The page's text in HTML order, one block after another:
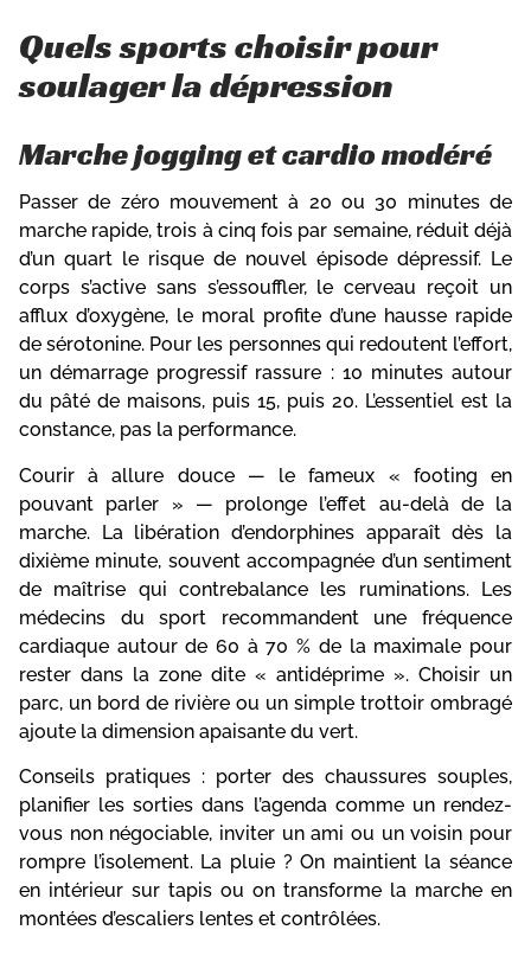
Quels sports choisir pour
soulager la dépression
Marche jogging et cardio modéré
Passer de zéro mouvement à 20 ou 30 minutes de
marche rapide, trois à cinq fois par semaine, réduit déjà
d’un quart le risque de nouvel épisode dépressif. Le
corps s’active sans s’essouffler, le cerveau reçoit un
afflux d’oxygène, le moral profite d’une hausse rapide
de sérotonine. Pour les personnes qui redoutent l’effort,
un démarrage progressif rassure : 10 minutes autour
du pâté de maisons, puis 15, puis 20. L’essentiel est la
constance, pas la performance.
Courir à allure douce — le fameux « footing en
pouvant parler » — prolonge l’effet au-delà de la
marche. La libération d’endorphines apparaît dès la
dixième minute, souvent accompagnée d’un sentiment
de maîtrise qui contrebalance les ruminations. Les
médecins du sport recommandent une fréquence
cardiaque autour de 60 à 70 % de la maximale pour
rester dans la zone dite « antidéprime ». Choisir un
parc, un bord de rivière ou un simple trottoir ombragé
ajoute la dimension apaisante du vert.
Conseils pratiques : porter des chaussures souples,
planifier les sorties dans l’agenda comme un rendez-
vous non négociable, inviter un ami ou un voisin pour
rompre l’isolement. La pluie ? On maintient la séance
en intérieur sur tapis ou on transforme la marche en
montées d’escaliers lentes et contrôlées.